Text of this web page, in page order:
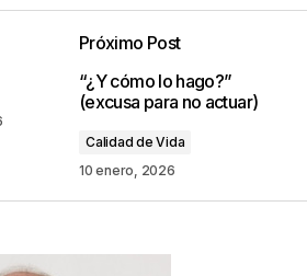
obligatorios están
Próximo Post
“¿Y cómo lo hago?”
(excusa para no actuar)
Calidad de Vida
10 enero, 2026